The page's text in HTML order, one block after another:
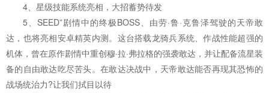
4、星级技能系统亮相，大招蓄势待发
5、SEED”剧情中的终极BOSS、由劳·鲁·克鲁泽驾驶的天帝敢
达，也将亮相安卓精英内测。这台搭载龙骑兵系统、作战性能超强的
机体，曾在原作剧情中重创穆·拉·弗拉格的强袭敢达，并让配备流星装
备的自由敢达吃尽苦头。在敢达决战中，天帝敢达能否再现其恐怖的
战场统治力?让我们拭目以待